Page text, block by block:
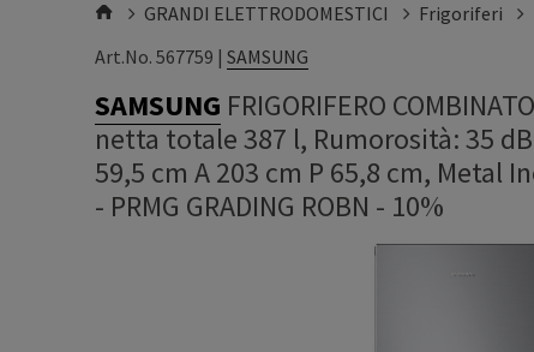
GRANDI ELETTRODOMESTICI Frigoriferi
Art.No. 567759 | SAMSUNG
SAMSUNG FRIGORIFERO
netta totale 387 l, Rumorosità: 35
59,5 cm A 203 cm P 65,8 cm, Metal
- PRMG GRADING ROBN - 10%